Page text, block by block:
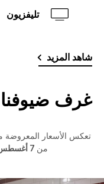
تليفزيون
شاهد المزيد
غرف ضيوفنا
تعكس الأسعار المعروضة
من